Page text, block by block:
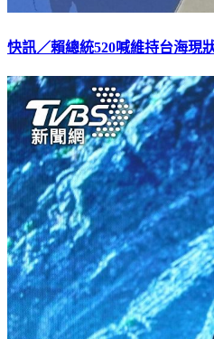
快訊／賴總統520喊維持台海